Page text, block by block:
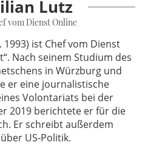
Lutz
vom Dienst Online
1993) ist Chef vom Dienst
Nach seinem Studium des
in Würzburg und
er eine journalistische
Volontariats bei der
2019 berichtete er für die
Er schreibt außerdem
US-Politik.